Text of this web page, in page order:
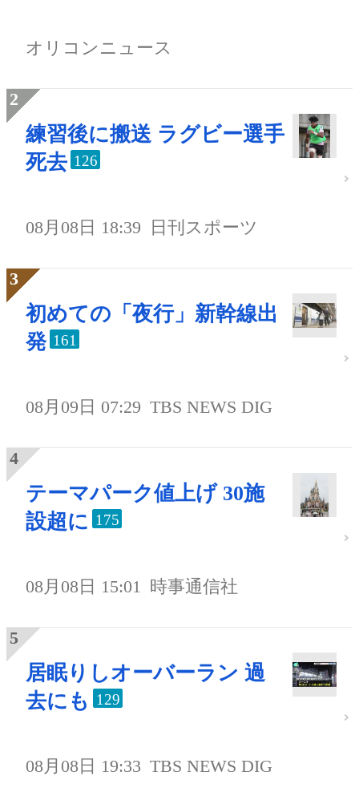
オリコンニュース
練習後に搬送 ラグビー選手
死去 126
08月08日 18:39 日刊スポーツ
初めての「夜行」新幹線出
発 161
08月09日 07:29 TBS NEWS DIG
テーマパーク値上げ 30施
設超に 175
08月08日 15:01 時事通信社
居眠りしオーバーラン 過
去にも
129
08月08日 19:33 TBS NEWS DIG